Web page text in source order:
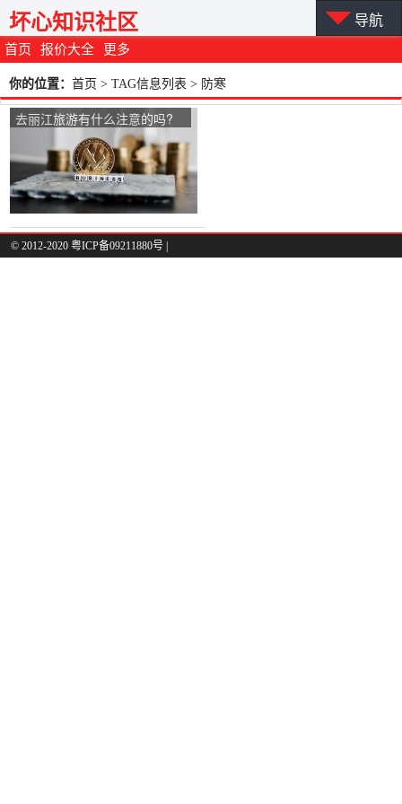
首页 报价大全 更多
坏心知识社区 导航
你的位置： 首页 > TAG信息列表 > 防寒
去丽江旅游有什么注意的吗?
还有住宿费用大概多少钱？
© 2012-2020 粤ICP备09211880号 |